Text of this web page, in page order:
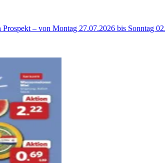
– von Montag 27.07.2026 bis Sonntag